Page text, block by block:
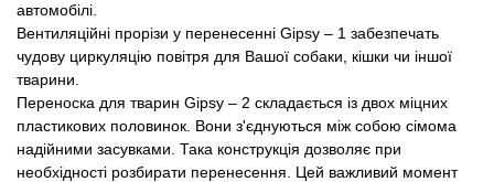
автомобілі.
Вентиляційні прорізи у перенесенні Gipsy – 1 забезпечать
чудову циркуляцію повітря для Вашої собаки, кішки чи іншої
тварини.
Переноска для тварин Gipsy – 2 складається із двох міцних
пластикових половинок. Вони з'єднуються між собою сімома
надійними засувками. Така конструкція дозволяє при
необхідності розбирати перенесення. Цей важливий момент